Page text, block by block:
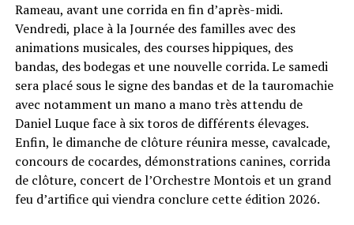
Rameau, avant une corrida en fin d’après-midi.
Vendredi, place à la Journée des familles avec des
animations musicales, des courses hippiques, des
bandas, des bodegas et une nouvelle corrida. Le samedi
sera placé sous le signe des bandas et de la tauromachie
avec notamment un mano a mano très attendu de
Daniel Luque face à six toros de différents élevages.
Enfin, le dimanche de clôture réunira messe, cavalcade,
concours de cocardes, démonstrations canines, corrida
de clôture, concert de l’Orchestre Montois et un grand
feu d’artifice qui viendra conclure cette édition 2026.